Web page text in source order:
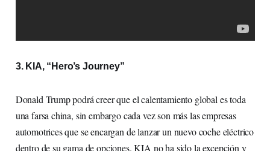
3. KIA, “Hero’s Journey”
Donald Trump podrá creer que el calentamiento global es toda
una farsa china, sin embargo cada vez son más las empresas
automotrices que se encargan de lanzar un nuevo coche eléctrico
dentro de su gama de opciones. KIA no ha sido la excepción y